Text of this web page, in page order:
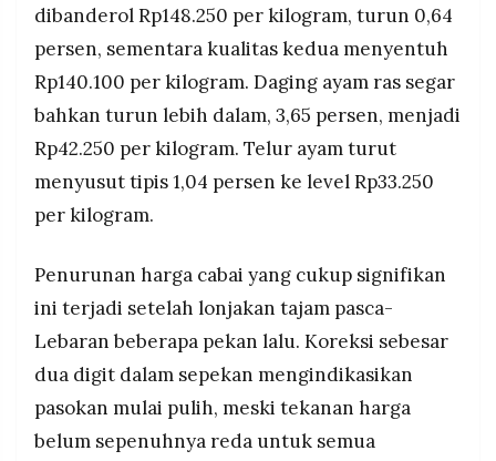
dibanderol Rp148.250 per kilogram, turun 0,64
persen, sementara kualitas kedua menyentuh
Rp140.100 per kilogram. Daging ayam ras segar
bahkan turun lebih dalam, 3,65 persen, menjadi
Rp42.250 per kilogram. Telur ayam turut
menyusut tipis 1,04 persen ke level Rp33.250
per kilogram.
Penurunan harga cabai yang cukup signifikan
ini terjadi setelah lonjakan tajam pasca-
Lebaran beberapa pekan lalu. Koreksi sebesar
dua digit dalam sepekan mengindikasikan
pasokan mulai pulih, meski tekanan harga
belum sepenuhnya reda untuk semua